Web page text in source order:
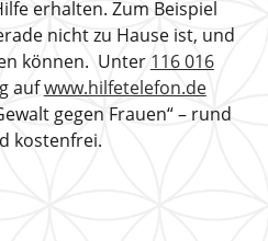
erhalten. Zum Beispiel
nicht zu Hause ist, und
können. Unter 116 016
aufwww.hilfetelefon.de
gegen Frauen“ – rund
kostenfrei.